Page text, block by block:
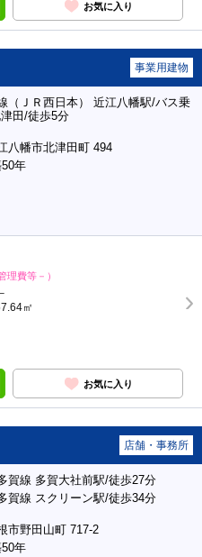
お気に入り
事業用建物
（ＪＲ西日本） 近江八幡駅/バス乗
田/徒歩5分
八幡市北津田町 494
年
理費等－）
㎡
お気に入り
店舗・事務所
賀線 多賀大社前駅/徒歩27分
賀線 スクリーン駅/徒歩34分
市野田山町 717-2
年